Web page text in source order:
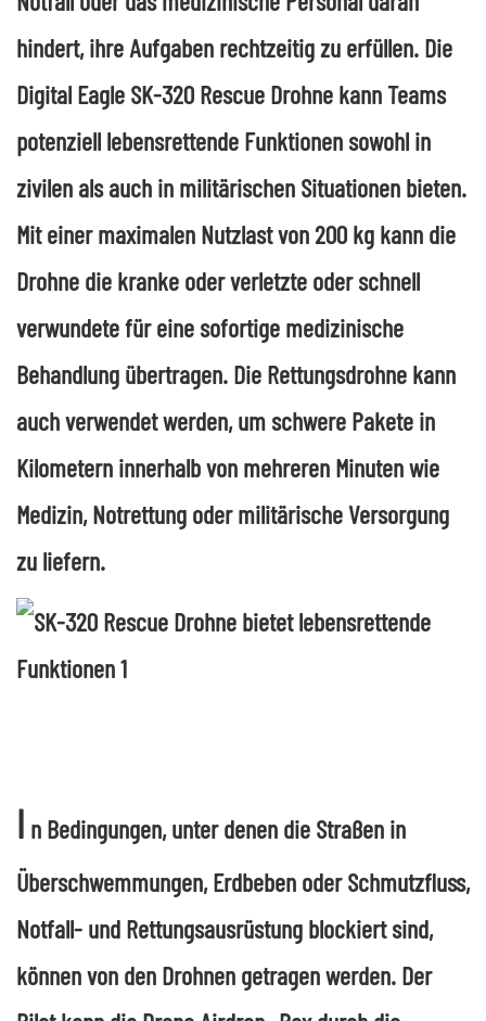
hindert, ihre Aufgaben rechtzeitig zu erfüllen. Die
Digital Eagle SK-320 Rescue Drohne kann Teams
potenziell lebensrettende Funktionen sowohl in
zivilen als auch in militärischen Situationen bieten.
Mit einer maximalen Nutzlast von 200 kg kann die
Drohne die kranke oder verletzte oder schnell
verwundete für eine sofortige medizinische
Behandlung übertragen. Die Rettungsdrohne kann
auch verwendet werden, um schwere Pakete in
Kilometern innerhalb von mehreren Minuten wie
Medizin, Notrettung oder militärische Versorgung
zu liefern.
I n Bedingungen, unter denen die Straßen in
Überschwemmungen, Erdbeben oder Schmutzfluss,
Notfall- und Rettungsausrüstung blockiert sind,
können von den Drohnen getragen werden. Der